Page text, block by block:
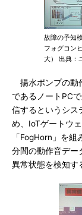
故障の予知
フォグコン
大） 出典：
揚水ポンプの動
であるノートPC
信するというシス
め、IoTゲートウ
「FogHorn」を
分間の動作音デー
異常状態を検知す